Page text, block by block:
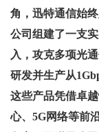
角，迅特通信始
公司组建了一支
入，攻克多项光
研发并生产从
这些产品凭借卓
心、5G网络等前